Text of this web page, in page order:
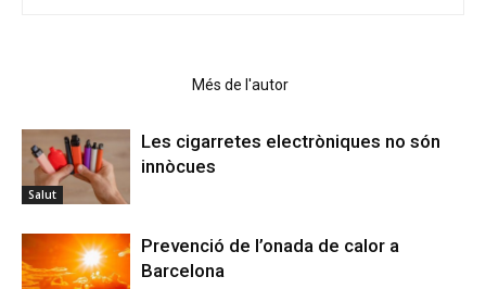
Més de l'autor
Salut
Les cigarretes electròniques no són
innòcues
Prevenció de l’onada de calor a
Barcelona